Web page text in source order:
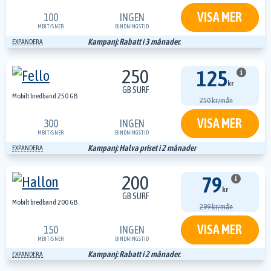
100
MBIT/SNER
INGEN
BINDNINGSTID
VISA MER
EXPANDERA Kampanj: Rabatt i 3 månader.
Mobilt bredband 250 GB
250
GB SURF 125 kr
i
250 kr/mån
300
MBIT/SNER
INGEN
BINDNINGSTID
VISA MER
EXPANDERA Kampanj: Halva priset i 2 månader
Mobilt bredband 200 GB
200
GB SURF 79 kr
i
299 kr/mån
150
MBIT/SNER
INGEN
BINDNINGSTID
VISA MER
EXPANDERA Kampanj: Rabatt i 2 månader.